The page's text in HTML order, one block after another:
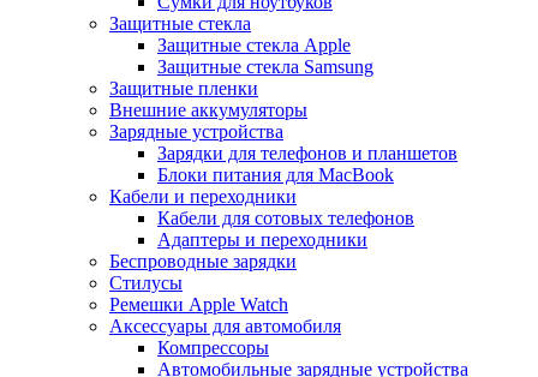
Защитные стекла
Защитные стекла Apple
Защитные стекла Samsung
Защитные пленки
Внешние аккумуляторы
Зарядные устройства
Зарядки для телефонов и планшетов
Блоки питания для MacBook
Кабели и переходники
Кабели для сотовых телефонов
Адаптеры и переходники
Беспроводные зарядки
Стилусы
Ремешки Apple Watch
Аксессуары для автомобиля
Компрессоры
Автомобильные зарядные устройства